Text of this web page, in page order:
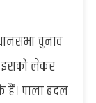
चुनाव
इसको लेकर
हैं। पाला बदल